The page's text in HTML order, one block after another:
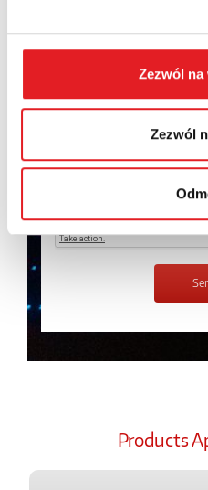
Zezwól
Zezwól
I consent to the
personal data in the
Products